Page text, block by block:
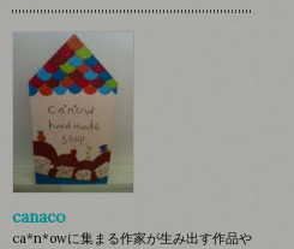
canaco
ca*n*owに集まる作家が生み出す作品や